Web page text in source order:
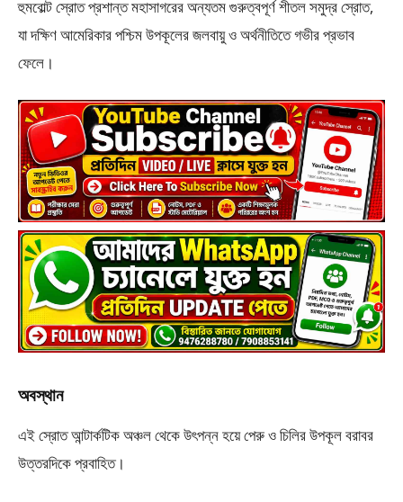
হুমবোল্ট স্রোত প্রশান্ত মহাসাগরের অন্যতম গুরুত্বপূর্ণ শীতল সমুদ্র স্রোত,
যা দক্ষিণ আমেরিকার পশ্চিম উপকূলের জলবায়ু ও অর্থনীতিতে গভীর প্রভাব
ফেলে।
অবস্থান
এই স্রোত আন্টার্কটিক অঞ্চল থেকে উৎপন্ন হয়ে পেরু ও চিলির উপকূল বরাবর
উত্তরদিকে প্রবাহিত।